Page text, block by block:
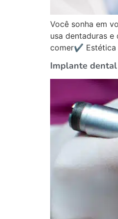
Você sonha em
usa dentaduras
comer✔ Estética
Implante dental